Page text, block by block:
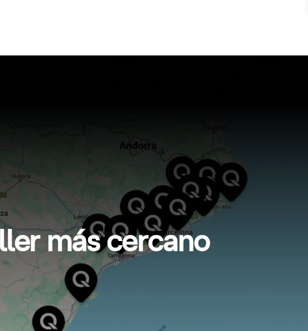
más cercano